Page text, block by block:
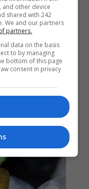
and other device
shared with 242
We and our partners
partners.
data on the basis
to by managing
bottom of this page
consent in privacy